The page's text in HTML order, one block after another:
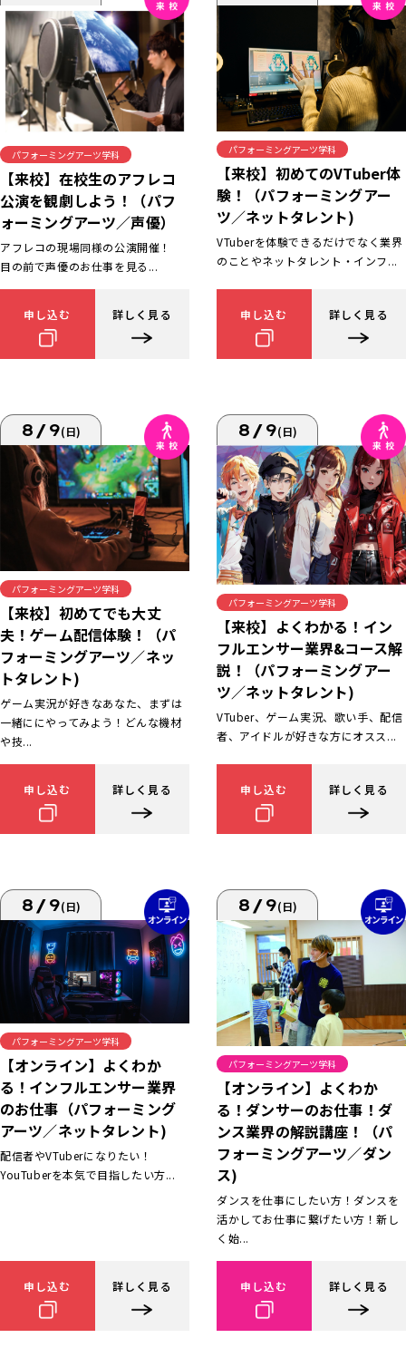
パフォーミングアーツ学科
【来校】在校生のアフレコ
公演を観劇しよう！（パフ
ォーミングアーツ／声優）
アフレコの現場同様の公演開催！
目の前で声優のお仕事を見る...
申し込む 詳しく見る
パフォーミングアーツ学科
【来校】初めてのVTuber体
験！（パフォーミングアー
ツ／ネットタレント)
VTuberを体験できるだけでなく業界
のことやネットタレント・インフ...
申し込む 詳しく見る
8/9(日)
パフォーミングアーツ学科
【来校】初めてでも大丈
夫！ゲーム配信体験！（パ
フォーミングアーツ／ネッ
トタレント)
ゲーム実況が好きなあなた、まずは
一緒ににやってみよう！どんな機材
や技...
申し込む 詳しく見る
8/9(日)
パフォーミングアーツ学科
【来校】よくわかる！イン
フルエンサー業界&コース解
説！（パフォーミングアー
ツ／ネットタレント)
VTuber、ゲーム実況、歌い手、配信
者、アイドルが好きな方にオスス...
申し込む 詳しく見る
8/9(日)
パフォーミングアーツ学科
【オンライン】よくわか
る！インフルエンサー業界
のお仕事（パフォーミング
アーツ／ネットタレント)
配信者やVTuberになりたい！
YouTuberを本気で目指したい方...
申し込む 詳しく見る
8/9(日)
パフォーミングアーツ学科
【オンライン】よくわか
る！ダンサーのお仕事！ダ
ンス業界の解説講座！（パ
フォーミングアーツ／ダン
ス)
ダンスを仕事にしたい方！ダンスを
活かしてお仕事に繋げたい方！新し
く始...
申し込む 詳しく見る